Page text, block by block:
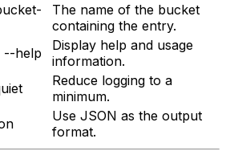
The name of the bucket
containing the entry.
--help
Display help and usage
information.
Reduce logging to a
minimum.
Use JSON as the output
format.